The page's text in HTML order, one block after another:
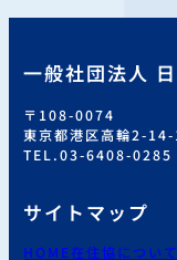
一般社団法人
〒108-0074
東京都港区高輪2-
TEL.03-6408-
サイトマップ
HOME在住協につい